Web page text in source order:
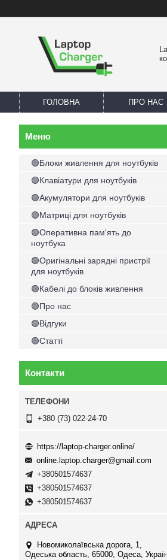
ГОЛОВНА ПРО НАС
🟢Блоки живлення для ноутбуків
🟢Клавіатури для ноутбуків
🟢Акумулятори для ноутбуків
🟢Матриці для ноутбуків
🟢Оперативна пам'ять до
ноутбука
🟢Оригінальні зарядні пристрії
для ноутбуків
🟢Кабелі до блоків живлення
🟢Про нас
🟢Відгуки
🟢Статті
Контакти
+380 (73) 022-24-70
https://laptop-charger.online/
online.laptop.charger@gmail.com
+380501574637
+380501574637
+380501574637
Новомиколаївська дорога, 1,
Одеська область, 65000, Одеса,